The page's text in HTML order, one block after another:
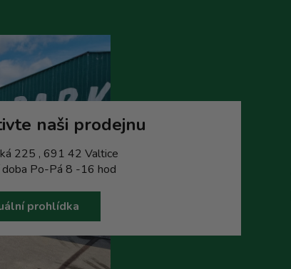
naši prodejnu
225 , 691 42 Valtice
doba Po-Pá 8 -16 hod
prohlídka